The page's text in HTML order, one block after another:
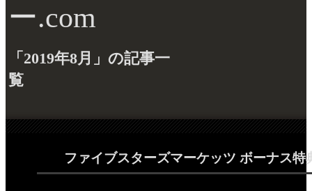
ー.com
「2019年8月」の記事一
覧
ファイブスターズマーケッツ ボーナス特